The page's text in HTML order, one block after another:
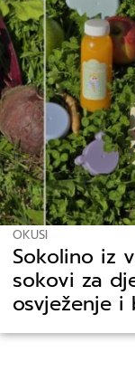
OKUSI
Sokolino iz
sokovi za
osvježenje